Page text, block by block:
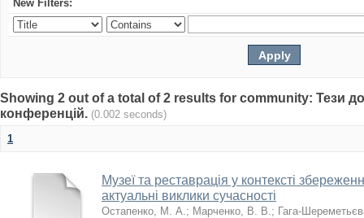
New Filters:
Showing 2 out of a total of 2 results for community: Тези
конференцій. (0.002 seconds)
1
Музеї та реставрація у контексті
актуальні виклики сучасності
Остапенко, М. А.; Марченко, В. В.; Гага-